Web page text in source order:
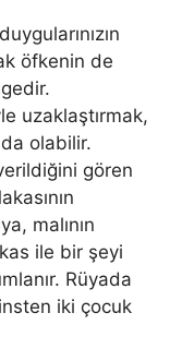
öfkenin de
uzaklaştırmak,
olabilir.
gören
malının
ile bir şeyi
Rüyada
iki çocuk